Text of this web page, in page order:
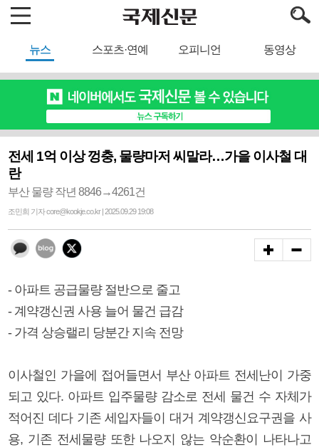
뉴스 스포츠·연예 오피니언 동영상
전세 1억 이상 껑충, 물량마저 씨말라…가을 이사철 대
란
부산 물량 작년 8846→4261건
조민희 기자 core@kookje.co.kr | 2025.09.29 19:08
- 아파트 공급물량 절반으로 줄고
- 계약갱신권 사용 늘어 물건 급감
- 가격 상승랠리 당분간 지속 전망
이사철인 가을에 접어들면서 부산 아파트 전세난이 가중
되고 있다. 아파트 입주물량 감소로 전세 물건 수 자체가
적어진 데다 기존 세입자들이 대거 계약갱신요구권을 사
용, 기존 전세물량 또한 나오지 않는 악순환이 나타나고